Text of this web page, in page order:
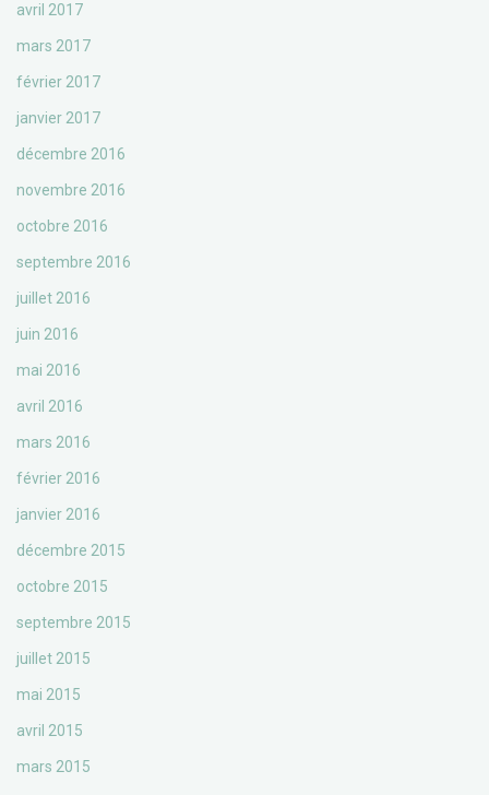
avril 2017
mars 2017
février 2017
janvier 2017
décembre 2016
novembre 2016
octobre 2016
septembre 2016
juillet 2016
juin 2016
mai 2016
avril 2016
mars 2016
février 2016
janvier 2016
décembre 2015
octobre 2015
septembre 2015
juillet 2015
mai 2015
avril 2015
mars 2015